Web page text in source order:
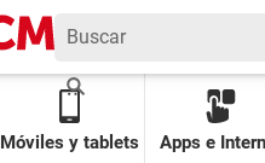
Móviles y tablets Apps e